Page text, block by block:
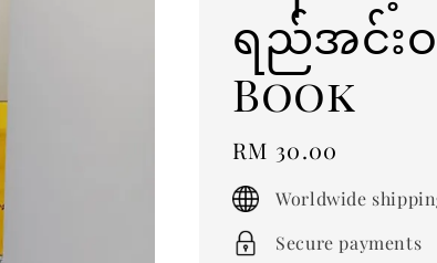
ရည်အင်းဝ
Book
Regular
price
RM 30.00
Worldwide
Secure payments